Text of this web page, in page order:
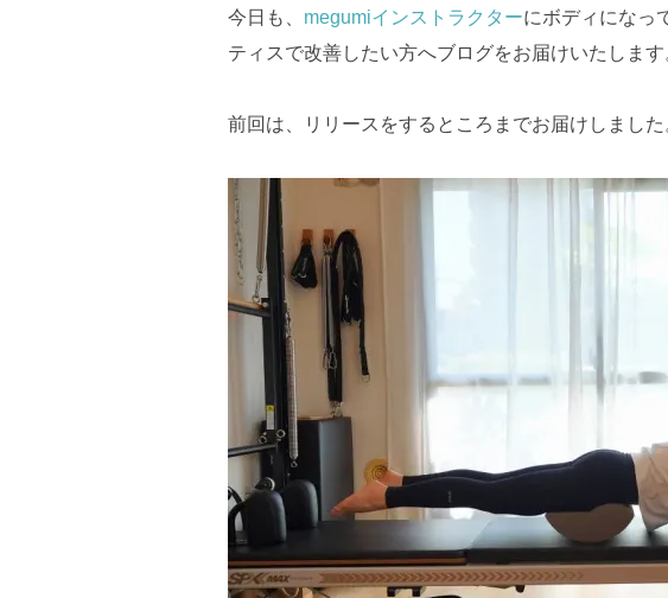
今日も、 megumiインストラクターにボディになっ
ティスで改善したい方へブログをお届けいたします
前回は、リリースをするところまでお届けしました